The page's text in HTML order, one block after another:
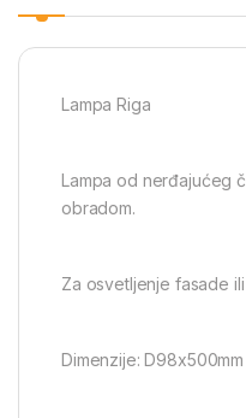
Lampa Riga
Lampa od nerđajućeg
obradom.
Za osvetljenje fasade
Dimenzije: D98x500mm